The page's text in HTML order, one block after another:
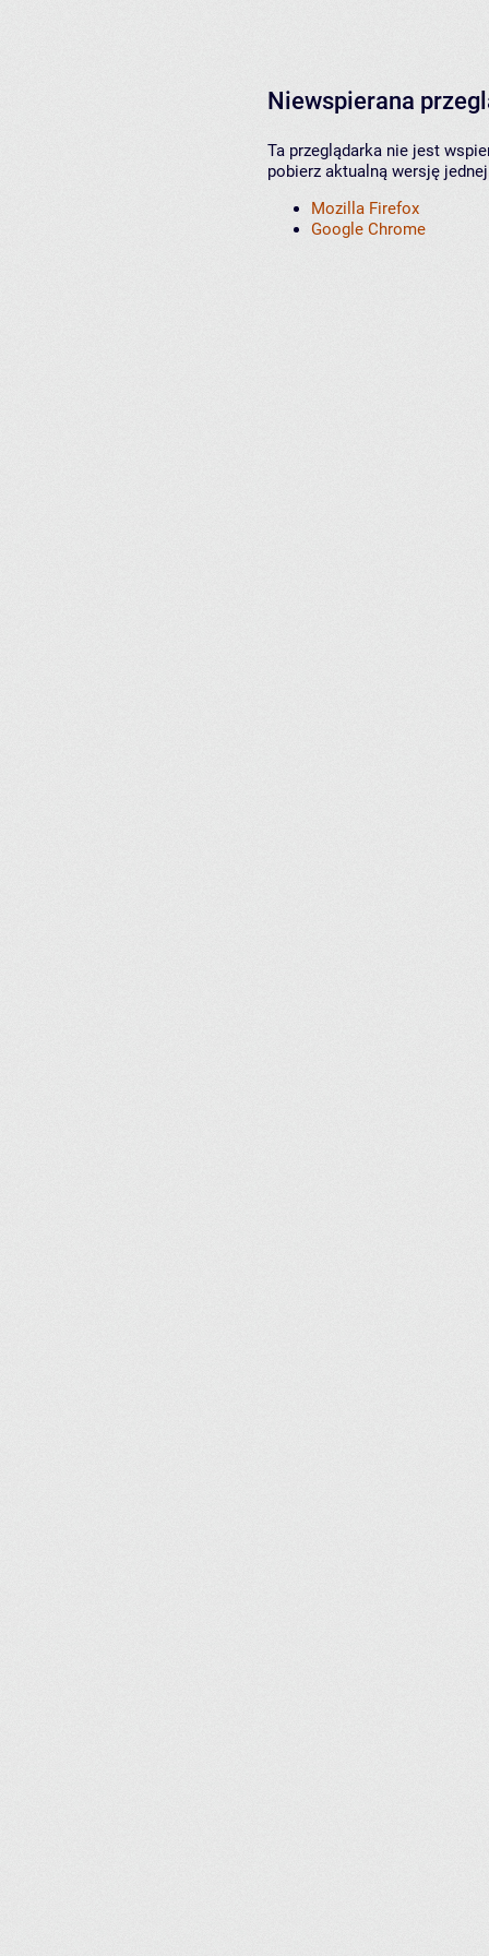
Niewspierana
Ta przeglądarka nie jest
pobierz aktualną wersję
Mozilla Firefox
Google Chrome